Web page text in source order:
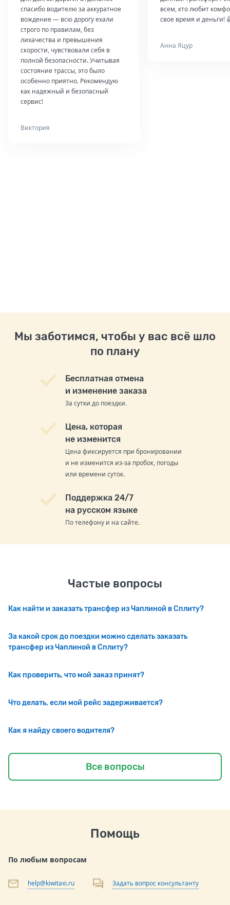
спасибо водителю за аккуратное
вождение — всю дорогу ехали
строго по правилам, без
лихачества и превышения
скорости, чувствовали себя в
полной безопасности. Учитывая
состояние трассы, это было
особенно приятно. Рекомендую
как надежный и безопасный
сервис!
Виктория
всем, кто любит
свое время и деньги!
Анна Яцур
Мы заботимся, чтобы у вас всё шло
по плану
Бесплатная отмена
и изменение заказа
За сутки до поездки.
Цена, которая
не изменится
Цена фиксируется при бронировании
и не изменится из-за пробок, погоды
или времени суток.
Поддержка 24/7
на русском языке
По телефону и на сайте.
Частые вопросы
Как найти и заказать трансфер из Чаплиной в Сплиту?
За какой срок до поездки можно сделать заказать
трансфер из Чаплиной в Сплиту?
Как проверить, что мой заказ принят?
Что делать, если мой рейс задерживается?
Как я найду своего водителя?
Все вопросы
Помощь
По любым вопросам
help@kiwitaxi.ru Задать вопрос консультанту